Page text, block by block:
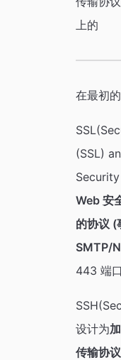
上的
在最初
(SSL)
Web 安
的协议 (
SMTP/
443 端口
设计为
传输协议